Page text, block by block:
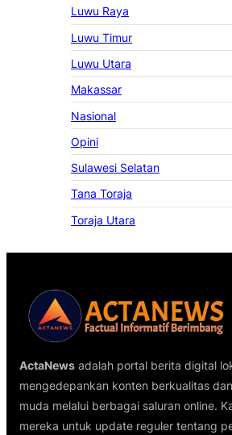
Luwu Raya
Luwu Timur
Luwu Utara
Makassar
Nasional
Opini
Sulawesi Selatan
Tana Toraja
Toraja Utara
ActaNews adalah portal berita digital
mengedepankan konten berkualitas
muda melalui berbagai saluran online.
mereka untuk update reguler tentang